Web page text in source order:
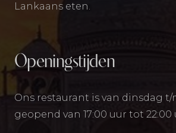
Lankaans eten.
Openingstijden
Ons restaurant is van dinsdag t/
geopend van 17:00 uur tot 22:00